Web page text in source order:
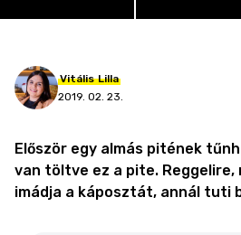
Vitális Lilla
2019. 02. 23.
Először egy almás pitének
van töltve ez a pite. Reggelire,
imádja a káposztát, annál tuti